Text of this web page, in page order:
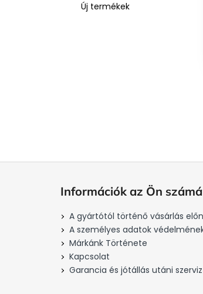
Új termékek
Információk az Ön
A gyártótól történő vásárlás
A személyes adatok
Márkánk Története
Kapcsolat
Garancia és jótállás utáni szerviz